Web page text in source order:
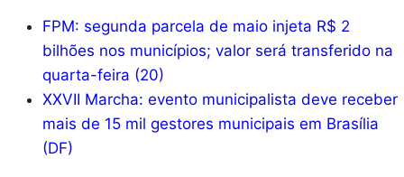
FPM: segunda parcela de maio injeta R$ 2
bilhões nos municípios; valor será transferido na
quarta-feira (20)
XXVII Marcha: evento municipalista deve receber
mais de 15 mil gestores municipais em Brasília
(DF)